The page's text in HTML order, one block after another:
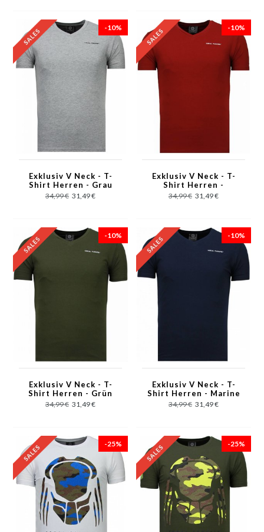
-10%
Exklusiv V Neck - T-
Shirt Herren - Grau
34,99 € 31,49 €
-10%
Exklusiv V Neck - T-
Shirt Herren -
Bordeaux
34,99 € 31,49 €
-10%
Exklusiv V Neck - T-
Shirt Herren - Grün
34,99 € 31,49 €
-10%
Exklusiv V Neck - T-
Shirt Herren - Marine
34,99 € 31,49 €
-25% -25%